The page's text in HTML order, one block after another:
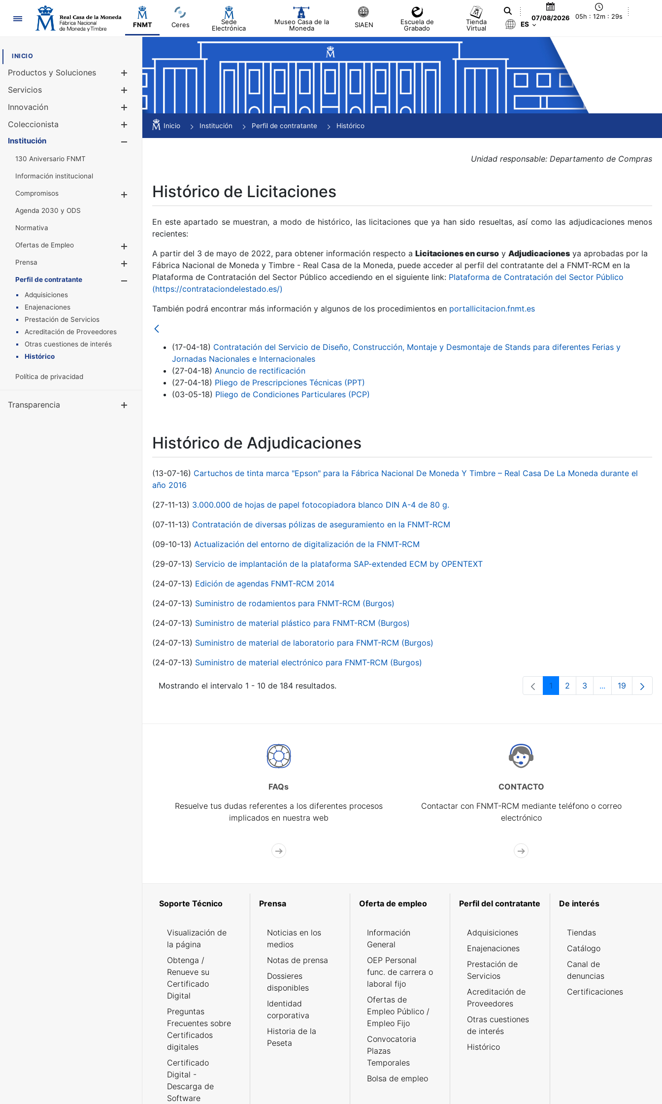
Navegación
FNMT Ceres
Sede
Electrónica
Museo Casa de la
Moneda
SIAEN
Escuela de
Grabado
Tienda
Virtual
07/08/2026 05h : 12m : 29s
ES
INICIO
Productos y Soluciones
Mostrar/Ocultar
Servicios
Innovación
Coleccionista
Mostrar/Ocultar
Institución
130 Aniversario FNMT
Información institucional
Compromisos
Mostrar/Ocultar
Agenda 2030 y ODS
Normativa
Ofertas de Empleo
Prensa
Mostrar/Ocultar
Perfil de contratante
Mostrar/Ocultar
Adquisiciones
Enajenaciones
Prestación de Servicios
Acreditación de Proveedores
Otras cuestiones de interés
Histórico
Política de privacidad
Transparencia
Inicio Institución Perfil de contratante Histórico
Unidad responsable: Departamento de Compras
Histórico de Licitaciones
En este apartado se muestran, a modo de histórico, las licitaciones que ya han sido resueltas, así como las adjudicaciones menos
recientes:
A partir del 3 de mayo de 2022, para obtener información respecto a Licitaciones en curso y Adjudicaciones ya aprobadas por la
Fábrica Nacional de Moneda y Timbre - Real Casa de la Moneda, puede acceder al perfil del contratante del a FNMT-RCM en la
Plataforma de Contratación del Sector Público accediendo en el siguiente link: Plataforma de Contratación del Sector Público
(https://contrataciondelestado.es/)
También podrá encontrar más información y algunos de los procedimientos en portallicitacion.fnmt.es
(17-04-18) Contratación del Servicio de Diseño, Construcción, Montaje y Desmontaje de Stands para diferentes Ferias y
Jornadas Nacionales e Internacionales
(27-04-18) Anuncio de rectificación
(27-04-18) Pliego de Prescripciones Técnicas (PPT)
(03-05-18) Pliego de Condiciones Particulares (PCP)
Histórico de Adjudicaciones
(13-07-16) Cartuchos de tinta marca "Epson" para la Fábrica Nacional De Moneda Y Timbre – Real Casa De La Moneda durante el
año 2016
(27-11-13) 3.000.000 de hojas de papel fotocopiadora blanco DIN A-4 de 80 g.
(07-11-13) Contratación de diversas pólizas de aseguramiento en la FNMT-RCM
(09-10-13) Actualización del entorno de digitalización de la FNMT-RCM
(29-07-13) Servicio de implantación de la plataforma SAP-extended ECM by OPENTEXT
(24-07-13) Edición de agendas FNMT-RCM 2014
(24-07-13) Suministro de rodamientos para FNMT-RCM (Burgos)
(24-07-13) Suministro de material plástico para FNMT-RCM (Burgos)
(24-07-13) Suministro de material de laboratorio para FNMT-RCM (Burgos)
(24-07-13) Suministro de material electrónico para FNMT-RCM (Burgos)
Mostrando el intervalo 1 - 10 de 184 resultados. Página
1 Página
2 Página
3 ...PáginasPágina
19
FAQs
Resuelve tus dudas referentes a los diferentes procesos
implicados en nuestra web
CONTACTO
Contactar con FNMT-RCM mediante teléfono o correo
electrónico
Soporte Técnico
Visualización de
la página
Obtenga /
Renueve su
Certificado
Digital
Preguntas
Frecuentes sobre
Certificados
digitales
Certificado
Digital -
Descarga de
Software
Prensa
Noticias en los
medios
Notas de prensa
Dossieres
disponibles
Identidad
corporativa
Historia de la
Peseta
Oferta de empleo
Información
General
OEP Personal
func. de carrera o
laboral fijo
Ofertas de
Empleo Público /
Empleo Fijo
Convocatoria
Plazas
Temporales
Bolsa de empleo
Perfil del contratante
Adquisiciones
Enajenaciones
Prestación de
Servicios
Acreditación de
Proveedores
Otras cuestiones
de interés
Histórico
De interés
Tiendas
Catálogo
Canal de
denuncias
Certificaciones